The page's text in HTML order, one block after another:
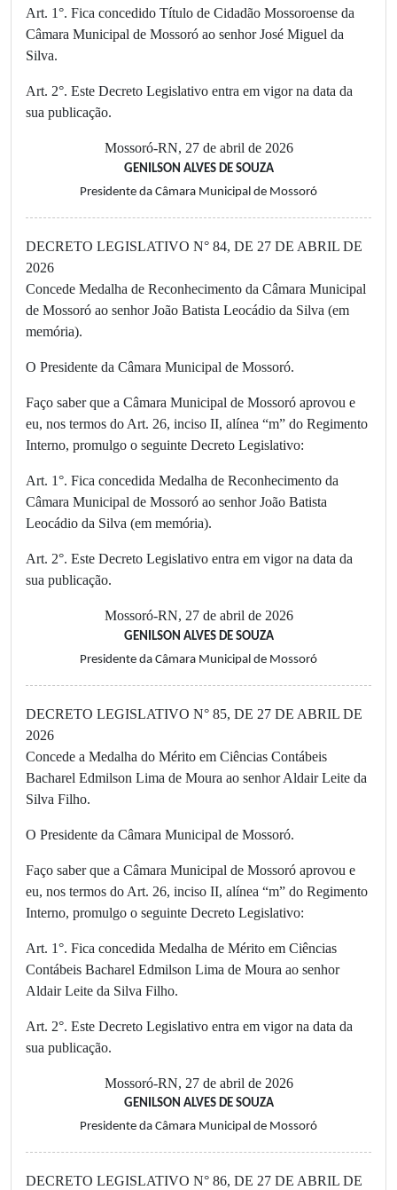
Art. 1°. Fica concedido Título de Cidadão Mossoroense da
Câmara Municipal de Mossoró ao senhor José Miguel da
Silva.
Art. 2°. Este Decreto Legislativo entra em vigor na data da
sua publicação.
Mossoró-RN, 27 de abril de 2026
GENILSON ALVES DE SOUZA
Presidente da Câmara Municipal de Mossoró
DECRETO LEGISLATIVO N° 84, DE 27 DE ABRIL DE
2026
Concede Medalha de Reconhecimento da Câmara Municipal
de Mossoró ao senhor João Batista Leocádio da Silva (em
memória).
O Presidente da Câmara Municipal de Mossoró.
Faço saber que a Câmara Municipal de Mossoró aprovou e
eu, nos termos do Art. 26, inciso II, alínea “m” do Regimento
Interno, promulgo o seguinte Decreto Legislativo:
Art. 1°. Fica concedida Medalha de Reconhecimento da
Câmara Municipal de Mossoró ao senhor João Batista
Leocádio da Silva (em memória).
Art. 2°. Este Decreto Legislativo entra em vigor na data da
sua publicação.
Mossoró-RN, 27 de abril de 2026
GENILSON ALVES DE SOUZA
Presidente da Câmara Municipal de Mossoró
DECRETO LEGISLATIVO N° 85, DE 27 DE ABRIL DE
2026
Concede a Medalha do Mérito em Ciências Contábeis
Bacharel Edmilson Lima de Moura ao senhor Aldair Leite da
Silva Filho.
O Presidente da Câmara Municipal de Mossoró.
Faço saber que a Câmara Municipal de Mossoró aprovou e
eu, nos termos do Art. 26, inciso II, alínea “m” do Regimento
Interno, promulgo o seguinte Decreto Legislativo:
Art. 1°. Fica concedida Medalha de Mérito em Ciências
Contábeis Bacharel Edmilson Lima de Moura ao senhor
Aldair Leite da Silva Filho.
Art. 2°. Este Decreto Legislativo entra em vigor na data da
sua publicação.
Mossoró-RN, 27 de abril de 2026
GENILSON ALVES DE SOUZA
Presidente da Câmara Municipal de Mossoró
DECRETO LEGISLATIVO N° 86, DE 27 DE ABRIL DE